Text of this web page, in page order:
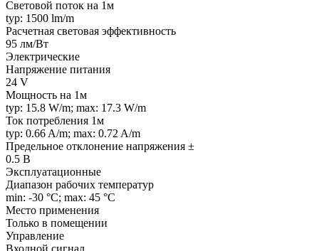
Световой поток на 1м
typ: 1500 lm/m
Расчетная световая эффективность
95 лм/Вт
Электрические
Напряжение питания
24 V
Мощность на 1м
typ: 15.8 W/m; max: 17.3 W/m
Ток потребления 1м
typ: 0.66 A/m; max: 0.72 A/m
Предельное отклонение напряжения ±
0.5 В
Эксплуатационные
Диапазон рабочих температур
min: -30 °C; max: 45 °C
Место применения
Только в помещении
Управление
Входной сигнал